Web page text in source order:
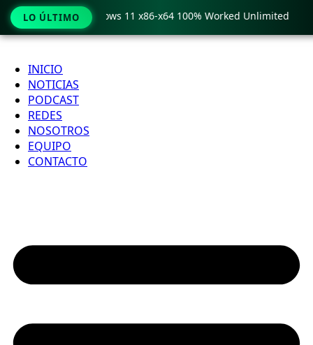
Ir
contenido
INICIO
NOTICIAS
PODCAST
REDES
NOSOTROS
EQUIPO
CONTACTO
LO ÚLTIMO
Crack only Windows 11 x86-x64 100% Worked Unlimited